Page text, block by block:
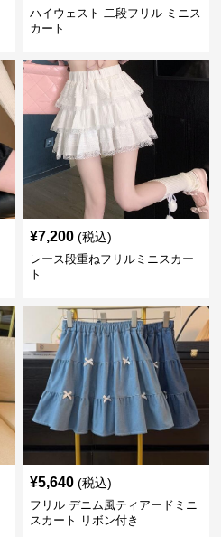
ハイウェスト 二段フリル ミニス
カート
¥7,200 (税込)
レース段重ねフリルミニスカー
ト
¥5,640 (税込)
フリル デニム風ティアードミニ
スカート リボン付き